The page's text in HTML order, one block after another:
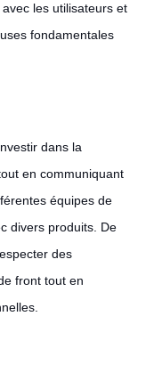
les utilisateurs et
fondamentales
dans la
en communiquant
équipes de
divers produits. De
des
front tout en